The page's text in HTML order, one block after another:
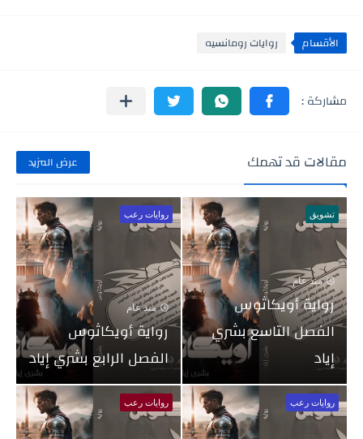
الأقسام روايات رومانسيه
مقالات قد تهمك عرض المزيد
تشويق
منذ عام
رواية أويكاثوس
الفصل التاسع بشري
إياد
روايات رعب
منذ عام
رواية أويكاثوس
الفصل الرابع بشري إياد
روايات رعب روايات رعب